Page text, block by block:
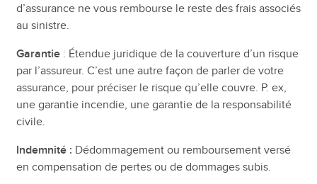
d’assurance ne vous rembourse le reste des frais associés
au sinistre.
Garantie: Étendue juridique de la couverture d’un risque
par l’assureur. C’est une autre façon de parler de votre
assurance, pour préciser le risque qu’elle couvre. P. ex,
une garantie incendie, une garantie de la responsabilité
civile.
Indemnité : Dédommagement ou remboursement versé
en compensation de pertes ou de dommages subis.